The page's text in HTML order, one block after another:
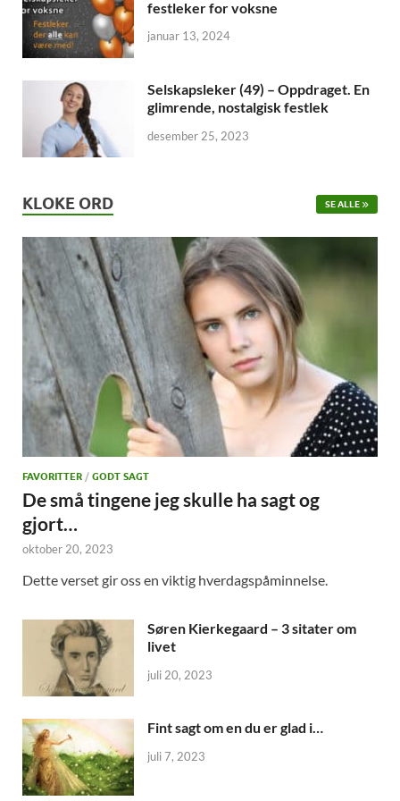
festleker for voksne
januar 13, 2024
Selskapsleker (49) – Oppdraget. En
glimrende, nostalgisk festlek
desember 25, 2023
KLOKE ORD SE ALLE
FAVORITTER / GODT SAGT
De små tingene jeg skulle ha sagt og
gjort…
oktober 20, 2023
Dette verset gir oss en viktig hverdagspåminnelse.
Søren Kierkegaard – 3 sitater om
livet
juli 20, 2023
Fint sagt om en du er glad i…
juli 7, 2023